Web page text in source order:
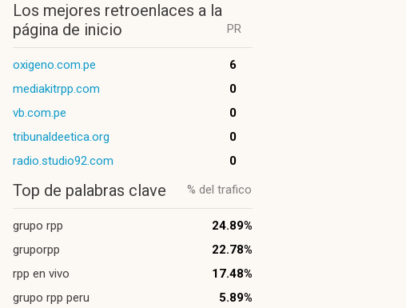
Los mejores retroenlaces a la
página de inicio
PR
oxigeno.com.pe
6
mediakitrpp.com
0
vb.com.pe
0
tribunaldeetica.org
0
radio.studio92.com
0
Top de palabras clave % del trafico
grupo rpp
24.89%
gruporpp
22.78%
rpp en vivo
17.48%
grupo rpp peru
5.89%